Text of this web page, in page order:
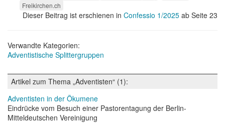
Freikirchen.ch
Dieser Beitrag ist erschienen in Confessio 1/2025 ab Seite 23
Verwandte Kategorien:
Adventistische Splittergruppen
Artikel zum Thema „Adventisten“ (1):
Adventisten in der Ökumene
Eindrücke vom Besuch einer Pastorentagung der Berlin-
Mitteldeutschen Vereinigung